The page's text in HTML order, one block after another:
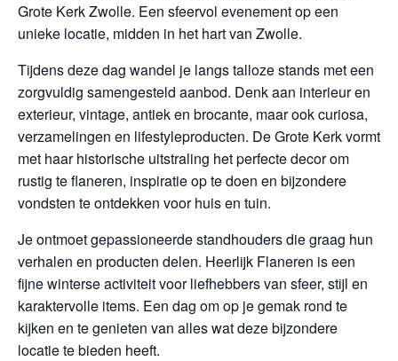
Grote Kerk Zwolle. Een sfeervol evenement op een
unieke locatie, midden in het hart van Zwolle.
Tijdens deze dag wandel je langs talloze stands met een
zorgvuldig samengesteld aanbod. Denk aan interieur en
exterieur, vintage, antiek en brocante, maar ook curiosa,
verzamelingen en lifestyleproducten. De Grote Kerk vormt
met haar historische uitstraling het perfecte decor om
rustig te flaneren, inspiratie op te doen en bijzondere
vondsten te ontdekken voor huis en tuin.
Je ontmoet gepassioneerde standhouders die graag hun
verhalen en producten delen. Heerlijk Flaneren is een
fijne winterse activiteit voor liefhebbers van sfeer, stijl en
karaktervolle items. Een dag om op je gemak rond te
kijken en te genieten van alles wat deze bijzondere
locatie te bieden heeft.